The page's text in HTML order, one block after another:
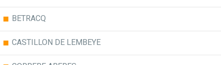
BETRACQ
CASTILLON DE LEMBEYE